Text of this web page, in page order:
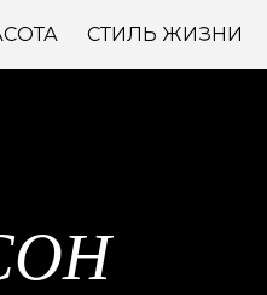
СТИЛЬ ЖИЗНИ